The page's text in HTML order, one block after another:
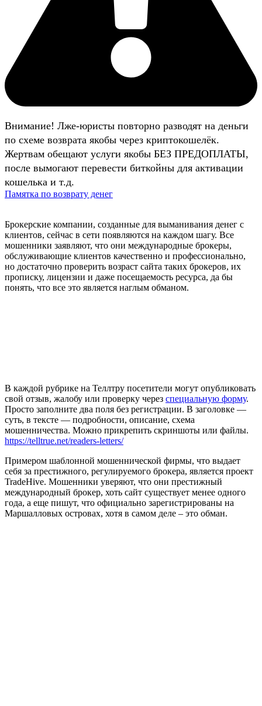
Внимание! Лже-юристы повторно разводят на деньги
по схеме возврата якобы через криптокошелёк.
Жертвам обещают услуги якобы БЕЗ ПРЕДОПЛАТЫ,
после вымогают перевести биткойны для активации
кошелька и т.д.
Памятка по возврату денег
Брокерские компании, созданные для выманивания денег с
клиентов, сейчас в сети появляются на каждом шагу. Все
мошенники заявляют, что они международные брокеры,
обслуживающие клиентов качественно и профессионально,
но достаточно проверить возраст сайта таких брокеров, их
прописку, лицензии и даже посещаемость ресурса, да бы
понять, что все это является наглым обманом.
В каждой рубрике на Теллтру посетители могут опубликовать
свой отзыв, жалобу или проверку через специальную форму.
Просто заполните два поля без регистрации. В заголовке —
суть, в тексте — подробности, описание, схема
мошенничества. Можно прикрепить скриншоты или файлы.
https://telltrue.net/readers-letters/
Примером шаблонной мошеннической фирмы, что выдает
себя за престижного, регулируемого брокера, является проект
TradeHive. Мошенники уверяют, что они престижный
международный брокер, хоть сайт существует менее одного
года, а еще пишут, что официально зарегистрированы на
Маршалловых островах, хотя в самом деле – это обман.